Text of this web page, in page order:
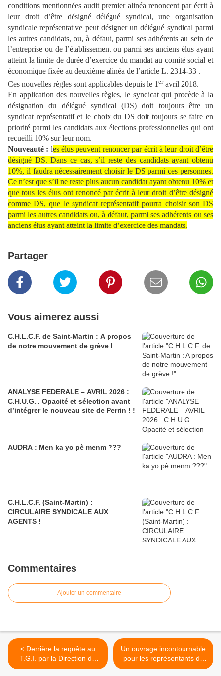
conditions mentionnées audit premier alinéa renoncent par écrit à
leur droit d’être désigné délégué syndical, une organisation
syndicale représentative peut désigner un délégué syndical parmi
les autres candidats, ou, à défaut, parmi ses adhérents au sein de
l’entreprise ou de l’établissement ou parmi ses anciens élus ayant
atteint la limite de durée d’exercice du mandat au comité social et
économique fixée au deuxième alinéa de l’article L. 2314-33 .
Ces nouvelles règles sont applicables depuis le 1 eravril 2018.
En application des nouvelles règles, le syndicat qui procède à la
désignation du délégué syndical (DS) doit toujours être un
syndicat représentatif et le choix du DS doit toujours se faire en
priorité parmi les candidats aux élections professionnelles qui ont
recueilli 10% sur leur nom.
Nouveauté : les élus peuvent renoncer par écrit à leur droit d’être
désigné DS. Dans ce cas, s’il reste des candidats ayant obtenu
10%, il faudra nécessairement choisir le DS parmi ces personnes.
Ce n’est que s’il ne reste plus aucun candidat ayant obtenu 10% et
que tous les élus ont renoncé par écrit à leur droit d’être désigné
comme DS, que le syndicat représentatif pourra choisir son DS
parmi les autres candidats ou, à défaut, parmi ses adhérents ou ses
anciens élus ayant atteint la limite d’exercice des mandats.
Partager
Vous aimerez aussi
C.H.L.C.F. de Saint-Martin : A propos
de notre mouvement de grève !
ANALYSE FEDERALE – AVRIL 2026 :
C.H.U.G... Opacité et sélection avant
d’intégrer le nouveau site de Perrin ! !
AUDRA : Men ka yo pè menm ???
C.H.L.C.F. (Saint-Martin) :
CIRCULAIRE SYNDICALE AUX
AGENTS !
Commentaires
Ajouter un commentaire
< Derrière la requête au
T.G.I. par la Direction du
C.H.U.G., l'inanité des
Un ouvrage incontournable
pour les représentants du
personnel dans le privé >